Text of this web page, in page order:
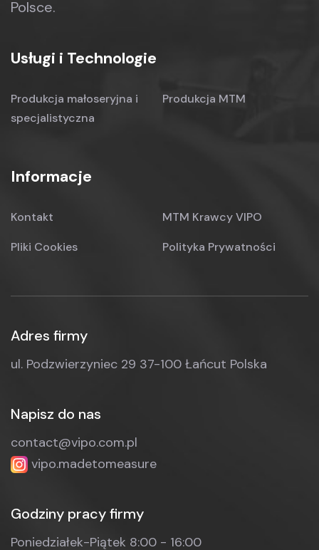
Polsce.
Usługi i Technologie
Produkcja małoseryjna i
specjalistyczna
Produkcja MTM
Informacje
Kontakt
MTM Krawcy VIPO
Pliki Cookies
Polityka Prywatności
Adres firmy
ul. Podzwierzyniec 29 37-100 Łańcut Polska
Napisz do nas
contact@vipo.com.pl
vipo.madetomeasure
Godziny pracy firmy
Poniedziałek-Piątek 8:00 - 16:00